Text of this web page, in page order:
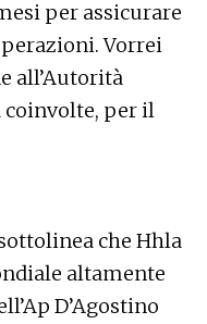
per assicurare
Vorrei
all’Autorità
per il
che Hhla
altamente
D’Agostino